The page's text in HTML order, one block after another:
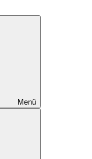
Menü